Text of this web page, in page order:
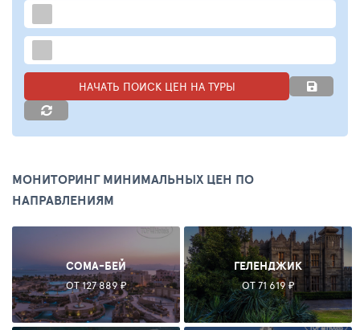
НАЧАТЬ ПОИСК ЦЕН НА ТУРЫ
МОНИТОРИНГ МИНИМАЛЬНЫХ ЦЕН ПО
НАПРАВЛЕНИЯМ
СОМА-БЕЙ
ОТ 127 889 ₽
ГЕЛЕНДЖИК
ОТ 71 619 ₽